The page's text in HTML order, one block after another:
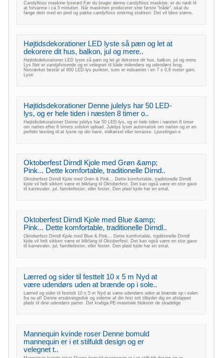
Candyfloss maskine lyserød Før du bruger denne candyfloss maskine, er du nødt til
at forvarme i ca 5 minutter. Når maskinen producerer sine første "tråde", skal du
fange dem med en pind og pakke candyfloss omkring stokken. Det vil blive større,
Højtidsdekorationer LED lyste så pæn og let at
dekorere dit hus, balkon, jul og mere..
Højtidsdekorationer LED lyste så pæn og let at dekorere dit hus, balkon, jul og mere.
Lys Net er vandafvisende og er velegnet til både indendørs og udendørs brug.
Netværket består af 600 LED-lys punkter, som er indsamlet i en 7 x 0,8 meter garn.
Lyse
Højtidsdekorationer Denne julelys har 50 LED-
lys, og er hele tiden i næsten 8 timer o..
Højtidsdekorationer Denne julelys har 50 LED-lys, og er hele tiden i næsten 8 timer
om natten efter 6 timers solskin upload. Julelys lyser automatisk om natten og er en
perfekt løsning til at lysne op din have, indkørsel eller terrasse. Ljusslingan e
Oktoberfest Dirndl Kjole med Grøn &amp;
Pink... Dette komfortable, traditionelle Dirnd..
Oktoberfest Dirndl Kjole med Grøn & Pink... Dette komfortable, traditionelle Dirndl
kjole vil helt sikkert være et blikfang til Oktoberfest. Det kan også være en stor gave
til karnevaler, jul, familiefester, eller fester. Den plaid kjole har en smal,
Oktoberfest Dirndl Kjole med Blue &amp;
Pink... Dette komfortable, traditionelle Dirndl..
Oktoberfest Dirndl Kjole med Blue & Pink... Dette komfortable, traditionelle Dirndl
kjole vil helt sikkert være et blikfang til Oktoberfest. Det kan også være en stor gave
til karnevaler, jul, familiefester, eller fester. Den plaid kjole har en smal,
Lærred og sider til festtelt 10 x 5 m Nyd at
være udendørs uden at brænde op i sole..
Lærred og sider til festtelt 10 x 5 m Nyd at være udendørs uden at brænde op i solen
fra nu af! Denne ersättningsduk og siderne af din fest telt tilbyder dig en afslappet
plads til dine udendørs parter. Det krafiga PE-materiale blokerer de skadelige
Mannequin kvinde roser Denne bomuld
mannequin er i et stilfuldt design og er
velegnet t..